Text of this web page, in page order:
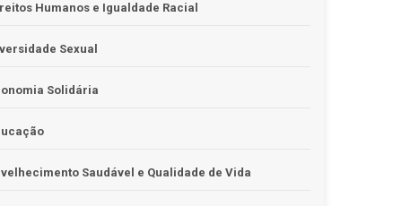
Humanos e Igualdade Racial
Sexual
Solidária
Saudável e Qualidade de Vida